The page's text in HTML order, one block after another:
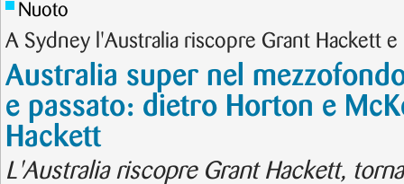
Nuoto
A Sydney l'Australia riscopre Grant Hackett
Australia super nel
e passato: dietro Horton e
Hackett
L'Australia riscopre Grant Hackett,